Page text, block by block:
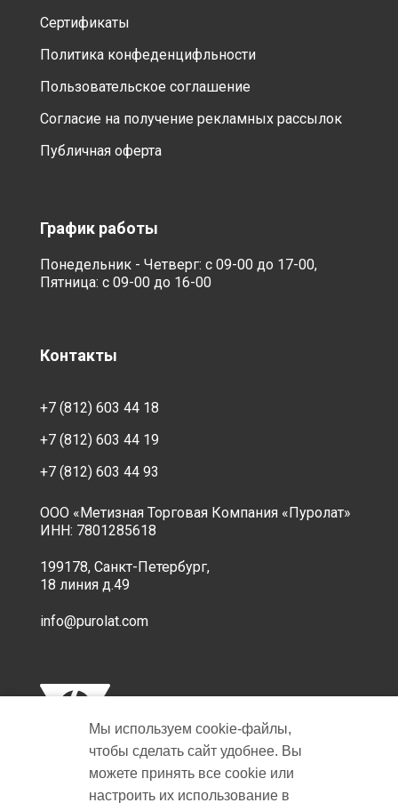
Сертификаты
Политика конфеденцифльности
Пользовательское соглашение
Согласие на получение рекламных рассылок
Публичная оферта
График работы
Понедельник - Четверг: с 09-00 до 17-00,
Пятница: с 09-00 до 16-00
Контакты
+7 (812) 603 44 18
+7 (812) 603 44 19
+7 (812) 603 44 93
ООО «Метизная Торговая Компания «Пуролат»
ИНН: 7801285618
199178, Санкт-Петербург,
18 линия д.49
info@purolat.com
Мы используем cookie‑файлы,
чтобы сделать сайт удобнее. Вы
можете принять все cookie или
настроить их использование в